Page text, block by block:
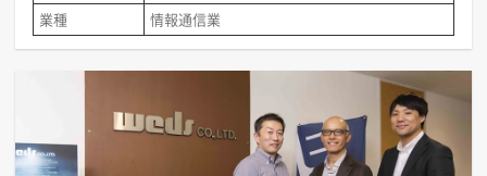
業種
情報通信業